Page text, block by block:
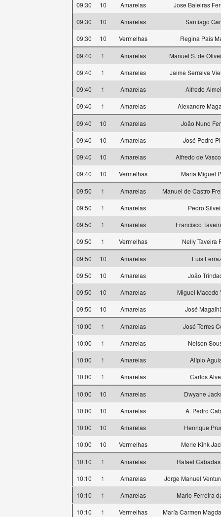
09:30
10 Amarelas
Jose Baleiras
09:30
10 Amarelas
Santiago
09:30
10 Vermelhas Regina Pais
09:40 1 Amarelas
Manuel S. de
09:40
1 Amarelas
Jaime Serralva
09:40
1 Amarelas
Alfredo
09:40
1 Amarelas Alexandre
09:40 10 Amarelas
João Nuno
09:40
10 Amarelas
José Pedro
09:40
10 Amarelas
Alfredo de
09:40
10 Vermelhas Maria Miguel
09:50 1 Amarelas
Manuel de Castro
09:50
1 Amarelas
Pedro
09:50
1 Amarelas
Francisco
09:50
1 Vermelhas Nelly Taveira
09:50 10 Amarelas
Luis
09:50
10 Amarelas
João
09:50
10 Amarelas
Miguel Macedo
09:50
10 Amarelas José
10:00 1 Amarelas
José Torres
10:00
1 Amarelas
Nelson
10:00
1 Amarelas
Alípio
10:00
1 Amarelas Carlos
10:00 10 Amarelas
Dwyane
10:00
10 Amarelas
A. Pedro
10:00
10 Amarelas
Henrique
10:00
10 Vermelhas Merle Kink
10:10 1 Amarelas
Rafael
10:10
1 Amarelas
Jorge Manuel
10:10
1 Amarelas
Mario Ferreira
10:10
1 Vermelhas María Carmen